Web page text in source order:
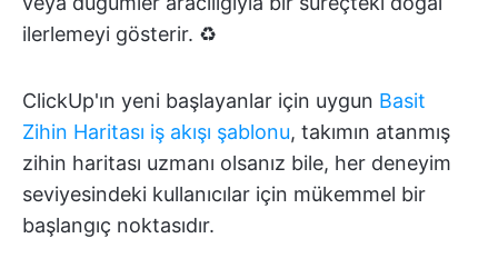
ilerlemeyi gösterir. ♻️
ClickUp'ın yeni başlayanlar için uygun Basit
Zihin Haritası iş akışı şablonu, takımın atanmış
zihin haritası uzmanı olsanız bile, her deneyim
seviyesindeki kullanıcılar için mükemmel bir
başlangıç noktasıdır.